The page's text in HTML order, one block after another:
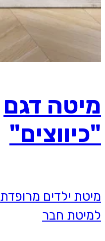
מיטה דגם
"כיווצים"
מיטת ילדים
למיטת חבר